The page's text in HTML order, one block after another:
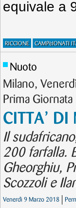
equivale a
RICCIONE CAMPèIONATI
Nuoto
Milano,
Prima Giornata
CITTA’
Il
200 farfalla.
Gheorghiu,
Scozzoli e
Venerdì 9 Marzo 2018